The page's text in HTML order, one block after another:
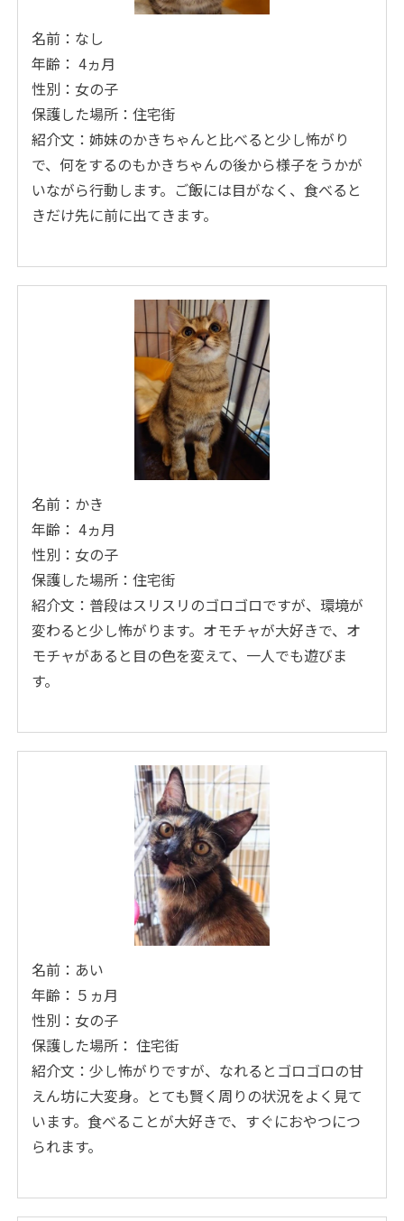
名前：なし
年齢： 4ヵ月
性別：女の子
保護した場所：住宅街
紹介文：姉妹のかきちゃんと比べると少し怖がり
で、何をするのもかきちゃんの後から様子をうかが
いながら行動します。ご飯には目がなく、食べると
きだけ先に前に出てきます。
名前：かき
年齢： 4ヵ月
性別：女の子
保護した場所：住宅街
紹介文：普段はスリスリのゴロゴロですが、環境が
変わると少し怖がります。オモチャが大好きで、オ
モチャがあると目の色を変えて、一人でも遊びま
す。
名前：あい
年齢：５ヵ月
性別：女の子
保護した場所： 住宅街
紹介文：少し怖がりですが、なれるとゴロゴロの甘
えん坊に大変身。とても賢く周りの状況をよく見て
います。食べることが大好きで、すぐにおやつにつ
られます。